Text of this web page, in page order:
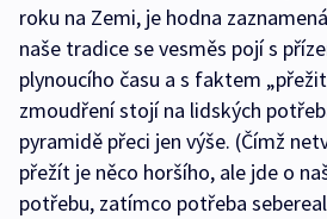
roku na Zemi, je hodna
naše tradice se vesměs pojí s
plynoucího času a s faktem
zmoudření stojí na lidských
pyramidě přeci jen výše. (Čímž
přežít je něco horšího, ale jde o
potřebu, zatímco potřeba